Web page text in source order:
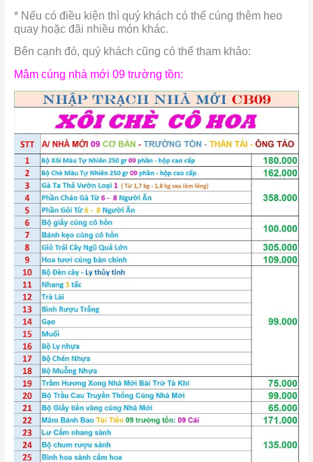
* Nếu có điều kiện thì quý khách có thể cúng thêm heo
quay hoặc đãi nhiều món khác.
Bên cạnh đó, quý khách cũng có thể tham khảo:
Mâm cúng nhà mới 09 trường tồn: